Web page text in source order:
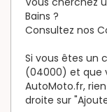
Bains ?
Consultez nos
Si vous êtes un
(04000) et que
AutoMoto.fr,
droite sur